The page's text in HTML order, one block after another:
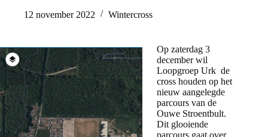
12 november 2022 Wintercross
Op zaterdag 3
december wil
Loopgroep Urk de
cross houden op het
nieuw aangelegde
parcours van de
Ouwe Stroentbult.
Dit glooiende
parcours gaat over